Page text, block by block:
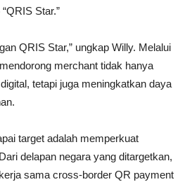
Star.”
QRIS Star,” ungkap Willy. Melalui
merchant tidak hanya
tetapi juga meningkatkan daya
target adalah memperkuat
delapan negara yang ditargetkan,
sama cross-border QR payment